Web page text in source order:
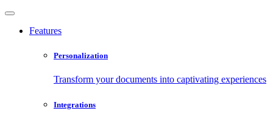
Features
Personalization
Transform your documents into captivating experiences
Integrations